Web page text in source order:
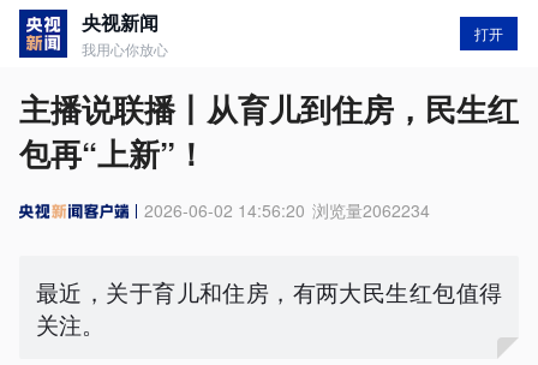
央视新闻
我用心你放心
打开
主播说联播丨从育儿到住房，民生红
包再“上新”！
2026-06-02 14:56:20 浏览量2062234
最近，关于育儿和住房，有两大民生红包值得
关注。